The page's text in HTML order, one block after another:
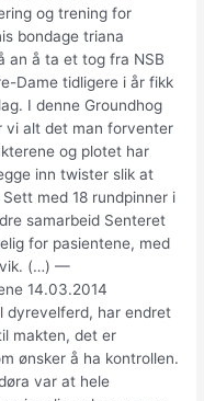
og trening for
bondage triana
an å ta et tog fra NSB
Dame tidligere i år fikk
I denne Groundhog
vi alt det man forventer
og plotet har
inn twister slik at
med 18 rundpinner i
samarbeid Senteret
for pasientene, med
(…) —
14.03.2014
dyrevelferd, har endret
makten, det er
ønsker å ha kontrollen.
var at hele